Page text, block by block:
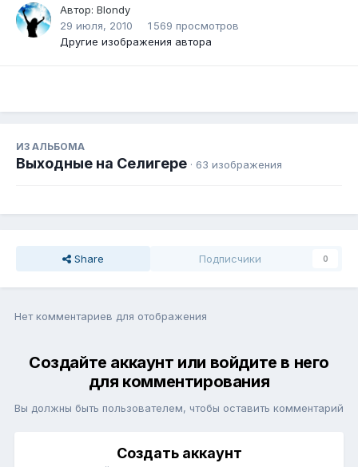
Автор: Blondy
29 июля, 2010
1 569 просмотров
Другие изображения автора
ИЗ АЛЬБОМА
Выходные на Селигере · 63 изображения
Share Подписчики 0
Нет комментариев для отображения
Создайте аккаунт или войдите в него
для комментирования
Вы должны быть пользователем, чтобы оставить комментарий
Создать аккаунт